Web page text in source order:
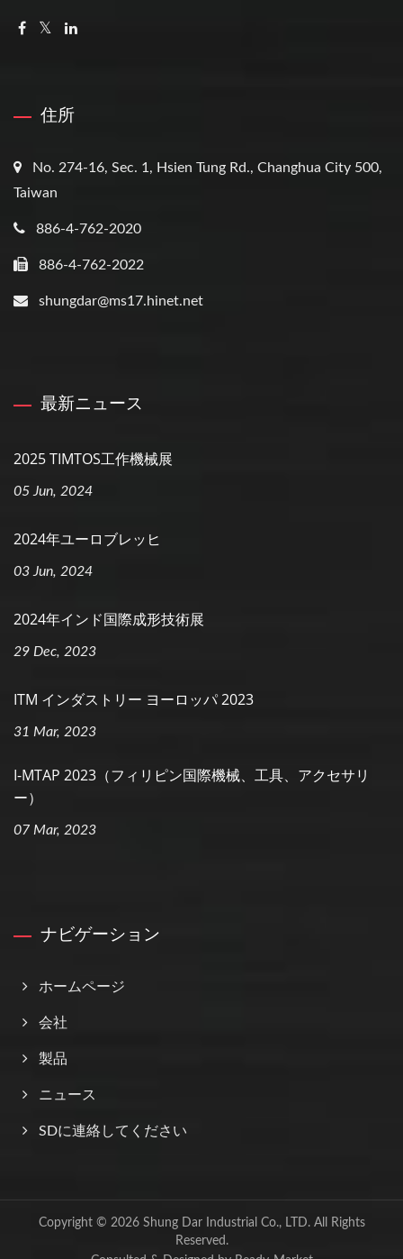
住所
No. 274-16, Sec. 1, Hsien Tung Rd., Changhua City 500,
Taiwan
886-4-762-2020
886-4-762-2022
shungdar@ms17.hinet.net
最新ニュース
2025 TIMTOS工作機械展
05 Jun, 2024
2024年ユーロブレッヒ
03 Jun, 2024
2024年インド国際成形技術展
29 Dec, 2023
ITM インダストリー ヨーロッパ 2023
31 Mar, 2023
I-MTAP 2023（フィリピン国際機械、工具、アクセサリ
ー）
07 Mar, 2023
ナビゲーション
ホームページ
会社
製品
ニュース
SDに連絡してください
Copyright © 2026 Shung Dar Industrial Co., LTD.All Rights
Reserved.